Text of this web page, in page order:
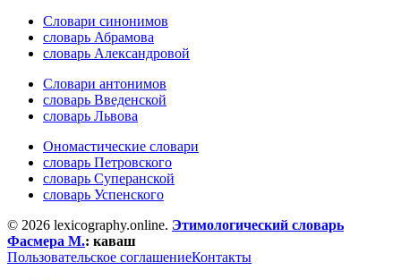
Словари синонимов
словарь Абрамова
словарь Александровой
Словари антонимов
словарь Введенской
словарь Львова
Ономастические словари
словарь Петровского
словарь Суперанской
словарь Успенского
© 2026 lexicography.online. Этимологический словарь
Фасмера М.: каваш
Пользовательское соглашениеКонтакты